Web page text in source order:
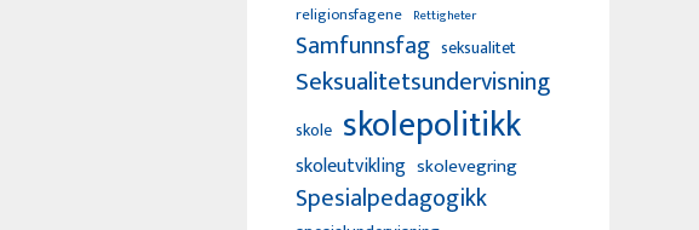
religionsfagene Rettigheter
Samfunnsfag seksualitet
Seksualitetsundervisning
skole skolepolitikk
skoleutvikling skolevegring
Spesialpedagogikk